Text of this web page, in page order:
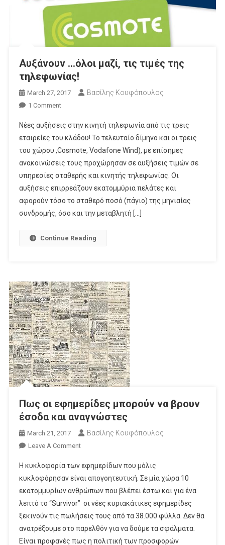
Αυξάνουν …όλοι μαζί, τις τιμές της
τηλεφωνίας!
March 27, 2017 Βασίλης Κουφόπουλος
1 CommentOn
…
Όλοι
Μαζί,
Τις
Τιμές
Της
Τηλεφωνίας!
Νέες αυξήσεις στην κινητή τηλεφωνία από τις τρεις
εταιρείες του κλάδου! Το τελευταίο δίμηνο και οι τρεις
του χώρου ,Cosmote, Vodafone Wind), με επίσημες
ανακοινώσεις τους προχώρησαν σε αυξήσεις τιμών σε
υπηρεσίες σταθερής και κινητής τηλεφωνίας. Οι
αυξήσεις επιρρεάζουν εκατομμύρια πελάτες και
αφορούν τόσο το σταθερό ποσό (πάγιο) της μηνιαίας
συνδρομής, όσο και την μεταβλητή […]
Continue Reading
Πως οι εφημερίδες μπορούν να βρουν
έσοδα και αναγνώστες
March 21, 2017 Βασίλης Κουφόπουλος
Leave A CommentOn
Οι
Εφημερίδες
Μπορούν
Να
Βρουν
Έσοδα
Η κυκλοφορία των εφημερίδων που μόλις
κυκλοφόρησαν είναι απογοητευτική. Σε μία χώρα 10
εκατομμυρίων ανθρώπων που βλέπει έστω και για ένα
λεπτό το “Survivor” οι νέες κυριακάτικες εφημερίδες
ξεκινούν τις πωλήσεις τους από τα 38.000 φύλλα. Δεν θα
ανατρέξουμε στο παρελθόν για να δούμε τα σφάλματα.
Είναι προφανές πως η πολιτική των προσφορών